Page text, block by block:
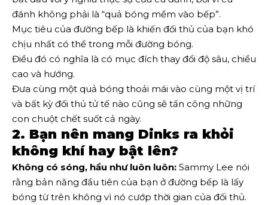
đánh không phải là “quả bóng mềm vào bếp”.
Mục tiêu của đường bếp là khiến đối thủ của bạn khó
chịu nhất có thể trong mỗi đường bóng.
Điều đó có nghĩa là có mục đích thay đổi độ sâu, chiều
cao và hướng.
Đưa cùng một quả bóng thoải mái vào cùng một vị trí
và bất kỳ đối thủ tử tế nào cũng sẽ tấn công những
con chuột chết suốt cả ngày.
2. Bạn nên mang Dinks ra khỏi
không khí hay bật lên?
Không có sóng, hầu như luôn luôn: Sammy Lee nói
rằng bản năng đầu tiên của bạn ở đường bếp là lấy
bóng từ trên không vì nó cướp thời gian của đối thủ.